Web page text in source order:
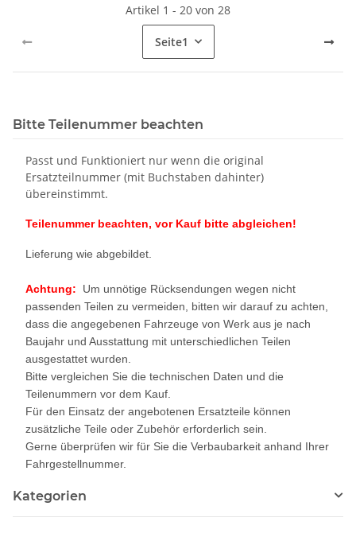
Artikel 1 - 20 von 28
Seite1
Bitte Teilenummer beachten
Passt und Funktioniert nur wenn die original
Ersatzteilnummer (mit Buchstaben dahinter)
übereinstimmt.
Teilenummer beachten, vor Kauf bitte abgleichen!
Lieferung wie abgebildet.
Achtung: Um unnötige Rücksendungen wegen nicht
passenden Teilen zu vermeiden, bitten wir darauf zu achten,
dass die angegebenen Fahrzeuge von Werk aus je nach
Baujahr und Ausstattung mit unterschiedlichen Teilen
ausgestattet wurden.
Bitte vergleichen Sie die technischen Daten und die
Teilenummern vor dem Kauf.
Für den Einsatz der angebotenen Ersatzteile können
zusätzliche Teile oder Zubehör erforderlich sein.
Gerne überprüfen wir für Sie die Verbaubarkeit anhand Ihrer
Fahrgestellnummer.
Kategorien